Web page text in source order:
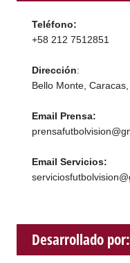
Teléfono:
+58 212 7512851
Dirección:
Bello Monte,
Email Prensa:
Email Servicios:
Desarrollado por: